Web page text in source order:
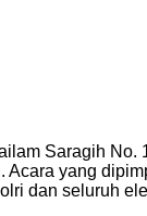
Saragih No.
yang
dan seluruh